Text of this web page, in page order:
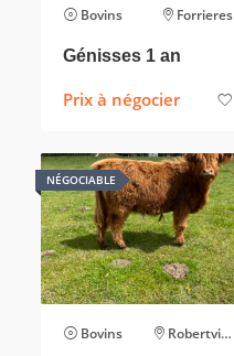
Bovins Forrieres
Génisses 1 an
Prix à négocier
NÉGOCIABLE
Bovins Robertville